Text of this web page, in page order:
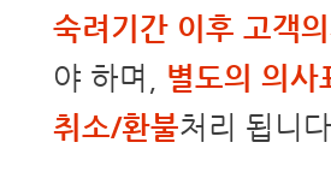
숙려기간 이후 고객
야 하며, 별도의 의사
취소/환불처리 됩니